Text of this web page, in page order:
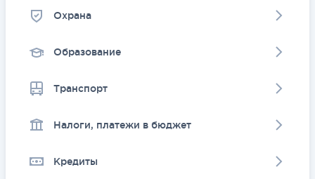
Охрана
Образование
Транспорт
Налоги, платежи в бюджет
Кредиты